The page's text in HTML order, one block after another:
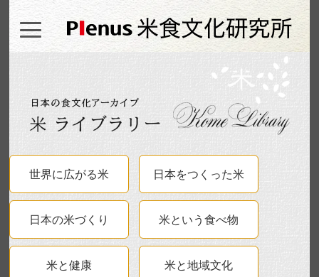
世界に広がる米 日本をつくった米
日本の米づくり 米という食べ物
米と健康 米と地域文化